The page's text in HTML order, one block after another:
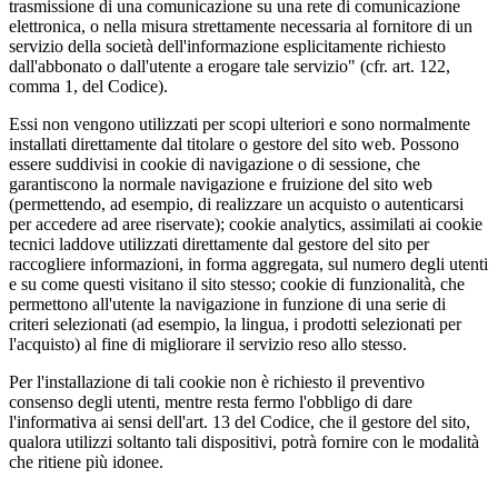
trasmissione di una comunicazione su una rete di comunicazione
elettronica, o nella misura strettamente necessaria al fornitore di un
servizio della società dell'informazione esplicitamente richiesto
dall'abbonato o dall'utente a erogare tale servizio" (cfr. art. 122,
comma 1, del Codice).
Essi non vengono utilizzati per scopi ulteriori e sono normalmente
installati direttamente dal titolare o gestore del sito web. Possono
essere suddivisi in cookie di navigazione o di sessione, che
garantiscono la normale navigazione e fruizione del sito web
(permettendo, ad esempio, di realizzare un acquisto o autenticarsi
per accedere ad aree riservate); cookie analytics, assimilati ai cookie
tecnici laddove utilizzati direttamente dal gestore del sito per
raccogliere informazioni, in forma aggregata, sul numero degli utenti
e su come questi visitano il sito stesso; cookie di funzionalità, che
permettono all'utente la navigazione in funzione di una serie di
criteri selezionati (ad esempio, la lingua, i prodotti selezionati per
l'acquisto) al fine di migliorare il servizio reso allo stesso.
Per l'installazione di tali cookie non è richiesto il preventivo
consenso degli utenti, mentre resta fermo l'obbligo di dare
l'informativa ai sensi dell'art. 13 del Codice, che il gestore del sito,
qualora utilizzi soltanto tali dispositivi, potrà fornire con le modalità
che ritiene più idonee.